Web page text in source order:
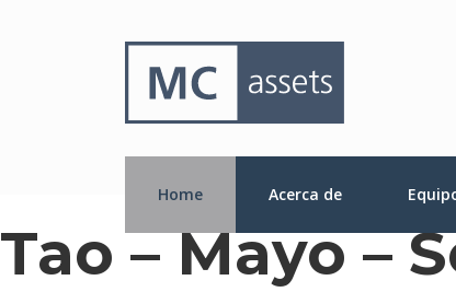
Home Acerca de
Tao – Mayo –